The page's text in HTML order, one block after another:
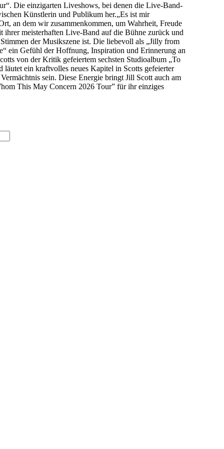
Die einzigarten Liveshows, bei denen die Live-Band-
Künstlerin und Publikum her.„Es ist mir
an dem wir zusammenkommen, um Wahrheit, Freude
meisterhaften Live-Band auf die Bühne zurück und
der Musikszene ist. Die liebevoll als „Jilly from
ein Gefühl der Hoffnung, Inspiration und Erinnerung an
von der Kritik gefeiertem sechsten Studioalbum „To
ein kraftvolles neues Kapitel in Scotts gefeierter
sein. Diese Energie bringt Jill Scott auch am
This May Concern 2026 Tour” für ihr einziges